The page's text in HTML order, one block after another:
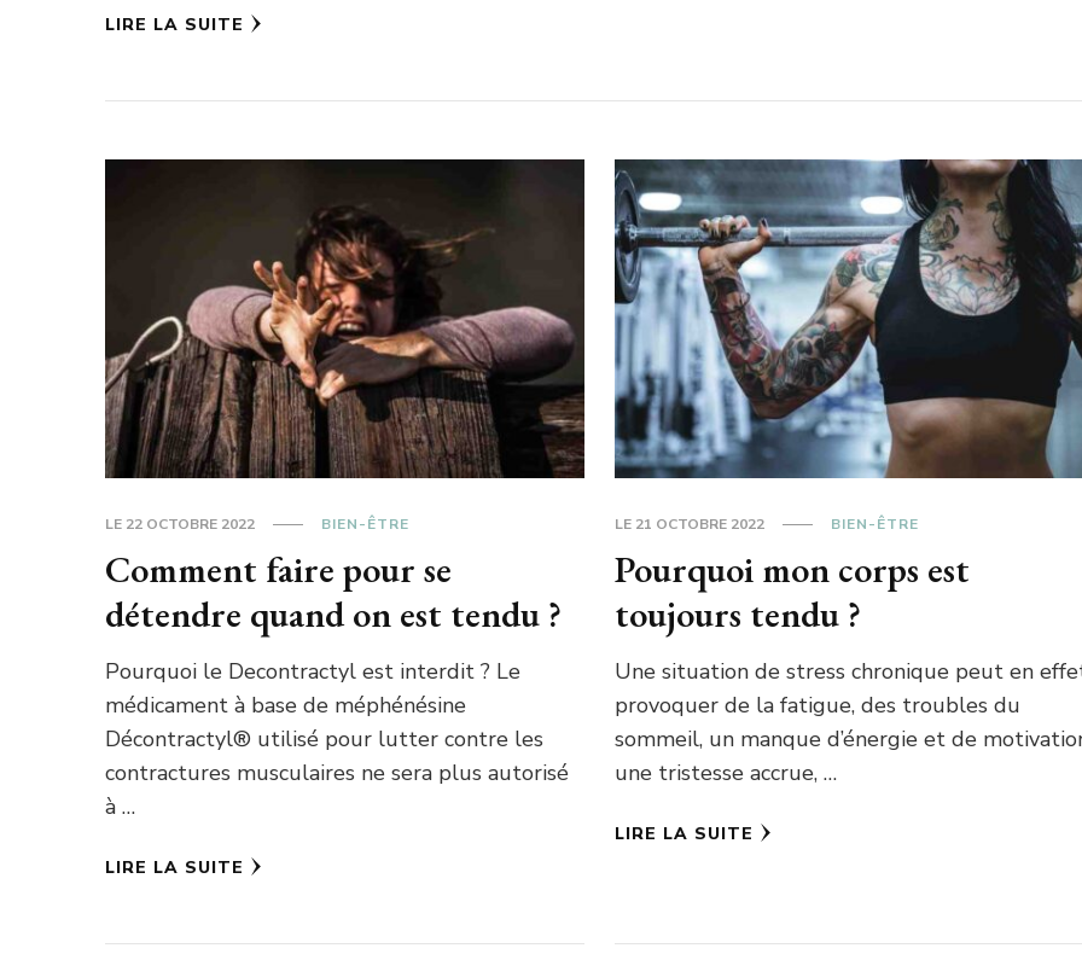
LIRE LA SUITE
LE 22 OCTOBRE 2022 BIEN-ÊTRE
Comment faire pour se
détendre quand on est tendu ?
Pourquoi le Decontractyl est interdit ? Le
médicament à base de méphénésine
Décontractyl® utilisé pour lutter contre les
contractures musculaires ne sera plus autorisé
à …
LIRE LA SUITE
LE 21 OCTOBRE 2022 BIEN-ÊTRE
Pourquoi mon corps est
toujours tendu ?
Une situation de stress chronique peut en
provoquer de la fatigue, des troubles du
sommeil, un manque d’énergie et de
une tristesse accrue, …
LIRE LA SUITE